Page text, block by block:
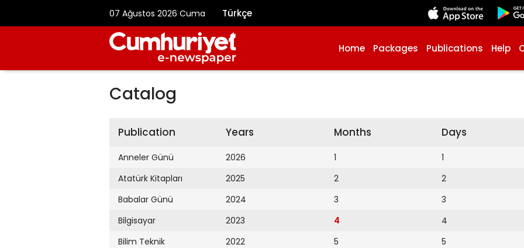
07 Ağustos 2026 Cuma Türkçe
Home Packages Publications Help
Catalog
Publication
Anneler Günü
Atatürk Kitapları
Babalar Günü
Bilgisayar
Bilim Teknik
Years
2026
2025
2024
2023
2022
Months
1
2
3
4
5
Days
1
2
3
4
5